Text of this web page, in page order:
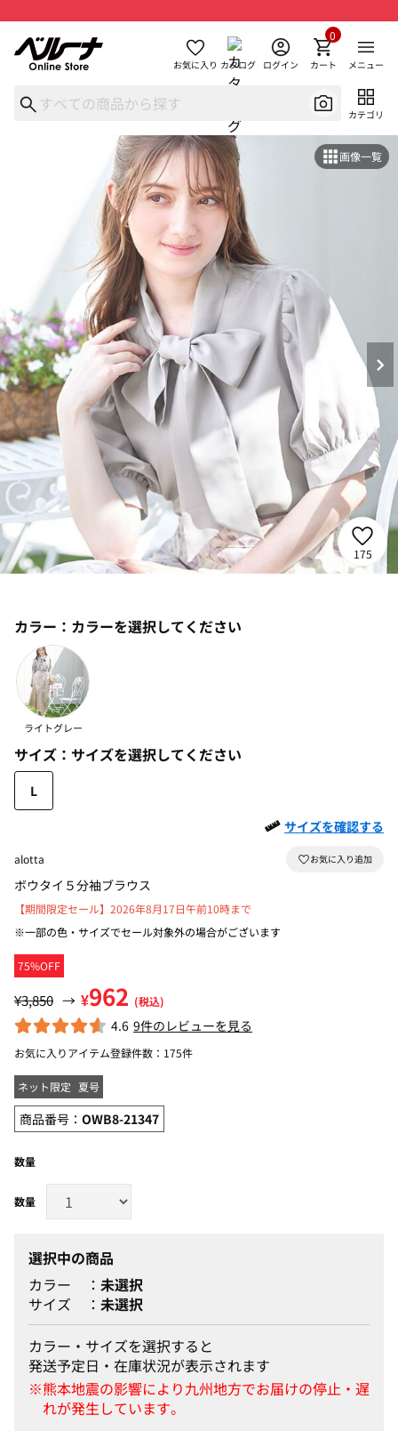
お気に入り カタログ ログイン カート
0
メニュー
カテゴリ
画像一覧
175
カラー： カラーを選択してください
ライトグレー
サイズ： サイズを選択してください
L
サイズを確認する
alotta
ボウタイ５分袖ブラウス
75%OFF
【期間限定セール】2026年8月17日午前10時まで
※一部の色・サイズでセール対象外の場合がございます
¥3,850 → ¥962 (税込)
4.6 9件のレビューを見る
お気に入りアイテム登録件数： 175件
ネット限定 夏号
商品番号： OWB8-21347
数量
選択中の商品
カラー
未選択
サイズ
未選択
カラー・サイズを選択すると
発送予定日・在庫状況が表示されます